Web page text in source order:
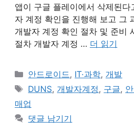
앱이 구글 플레이에서 삭제된
자 계정 확인을 진행해 보고 그
개발자 계정 확인 절차 및 준비
절차 개발자 계정 … 더 읽기
카
테
리
안드로이드, IT·과학, 개발
태
그
DUNS, 개발자계정, 구글,
매업
댓글 남기기